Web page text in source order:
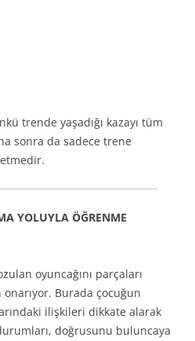
trende yaşadığı kazayı tüm
sonra da sadece trene
YOLUYLA ÖĞRENME
oyuncağını parçaları
Burada çocuğun
ilişkileri dikkate alarak
doğrusunu buluncaya